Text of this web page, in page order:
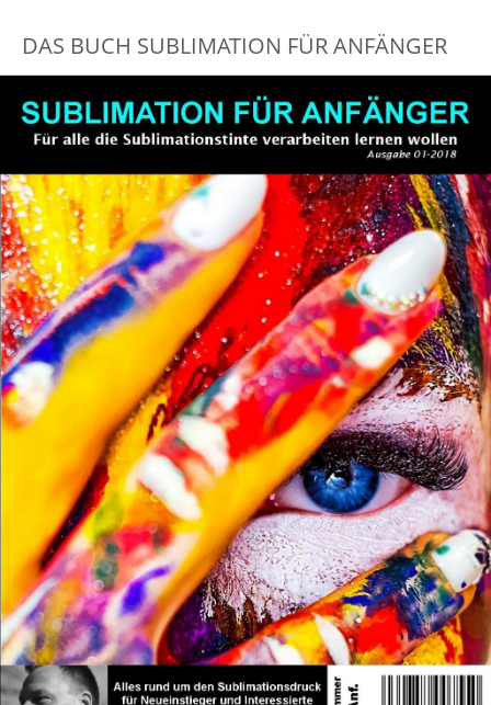
DAS BUCH SUBLIMATION FÜR ANFÄNGER